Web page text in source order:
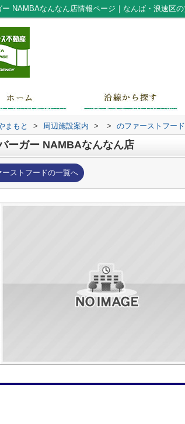
まもと > 周辺施設案内 > > のファーストフード
ーガー NAMBAなんなん店
ーストフードの一覧へ